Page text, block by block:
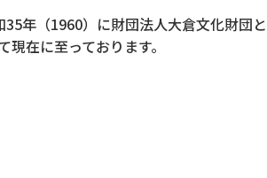
年（1960）に財団法人大倉文化財団と
在に至っております。